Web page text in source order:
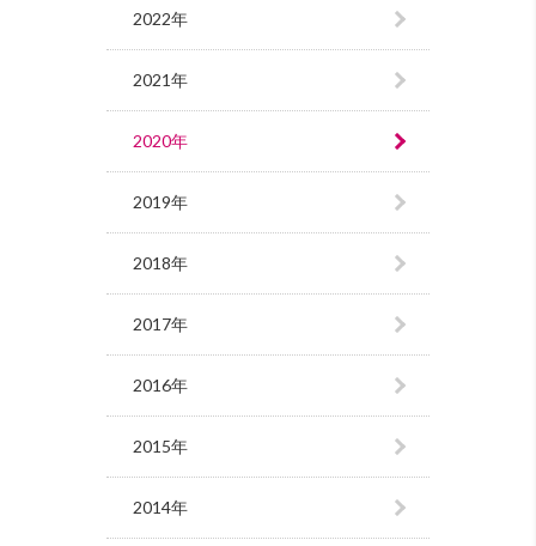
2022年
2021年
2020年
2019年
2018年
2017年
2016年
2015年
2014年